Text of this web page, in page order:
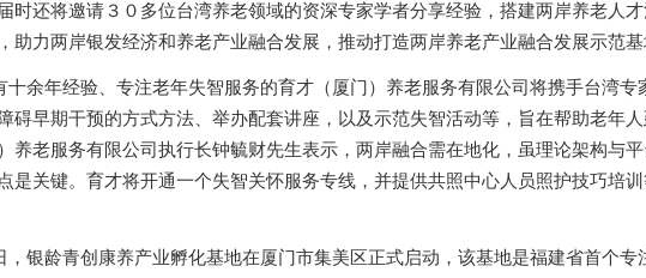
届时还将邀请３０多位台湾养老领域的资深专家学者分享经验，搭建两岸养老人
助力两岸银发经济和养老产业融合发展，推动打造两岸养老产业融合发展示范基
十余年经验、专注老年失智服务的育才（厦门）养老服务有限公司将携手台湾专
碍早期干预的方式方法、举办配套讲座，以及示范失智活动等，旨在帮助老年
养老服务有限公司执行长钟毓财先生表示，两岸融合需在地化，虽理论架构与平
是关键。育才将开通一个失智关怀服务专线，并提供共照中心人员照护技巧培训
，银龄青创康养产业孵化基地在厦门市集美区正式启动，该基地是福建省首个专